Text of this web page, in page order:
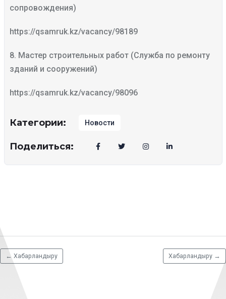
сопровождения)
https://qsamruk.kz/vacancy/98189
8. Мастер строительных работ (Служба по ремонту
зданий и сооружений)
https://qsamruk.kz/vacancy/98096
Категории: Новости
Поделиться:
← Хабарландыру Хабарландыру →